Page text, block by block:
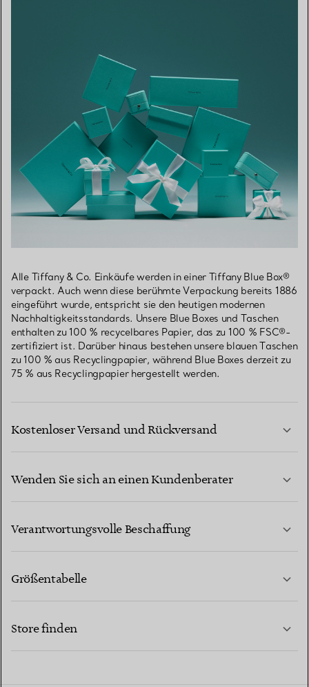
Alle Tiffany & Co. Einkäufe werden in einer Tiffany Blue Box®
verpackt. Auch wenn diese berühmte Verpackung bereits 1886
eingeführt wurde, entspricht sie den heutigen modernen
Nachhaltigkeitsstandards. Unsere Blue Boxes und Taschen
enthalten zu 100 % recycelbares Papier, das zu 100 % FSC®-
zertifiziert ist. Darüber hinaus bestehen unsere blauen Taschen
zu 100 % aus Recyclingpapier, während Blue Boxes derzeit zu
75 % aus Recyclingpapier hergestellt werden.
Kostenloser Versand und Rückversand
Wenden Sie sich an einen Kundenberater
Verantwortungsvolle Beschaffung
Größentabelle
Store finden